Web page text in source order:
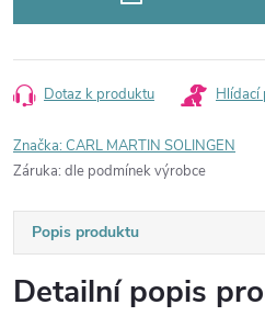
Dotaz k produktu Hlídací
Značka:CARL MARTIN SOLINGEN
Záruka: dle podmínek výrobce
Popis produktu
Detailní popis